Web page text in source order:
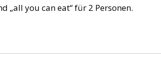
„all you can eat“ für 2 Personen.